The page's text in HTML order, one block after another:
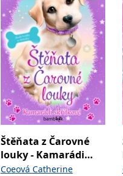
Štěňata z Čarovné
louky - Kamarádi
skřítkové
Coeová Catherine